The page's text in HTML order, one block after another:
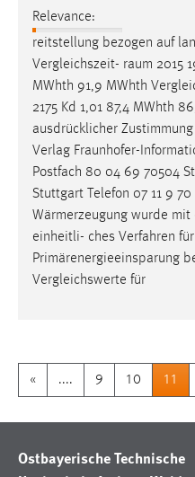
Relevance:
reitstellung bezogen auf
Vergleichszeit- raum 2015
MWhth 91,9 MWhth
2175 Kd 1,01 87,4 MWhth
ausdrücklicher
Verlag Fraunhofer-
Postfach 80 04 69 70504
Stuttgart Telefon 07 11 9
Wärmerzeugung wurde
einheitli- ches Verfahren
Primärenergieeinsparung
Vergleichswerte für
« .... 9 10 11
Ostbayerische Technische